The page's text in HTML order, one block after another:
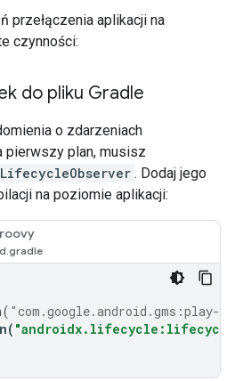
przełączenia aplikacji na
czynności:
do pliku Gradle
o zdarzeniach
pierwszy plan, musisz
. Dodaj jego
na poziomie aplikacji:
( "com.google.android.gms:play-
(